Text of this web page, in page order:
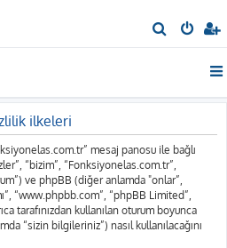
r
ilkeleri
mesaj panosu ile bağlı
“bizim”, “Fonksiyonelas.com.tr”,
ve phpBB (diğer anlamda "onlar”,
“www.phpbb.com”, “phpBB Limited”,
tarafınızdan kullanılan oturum boyunca
“sizin bilgileriniz”) nasıl kullanılacağını